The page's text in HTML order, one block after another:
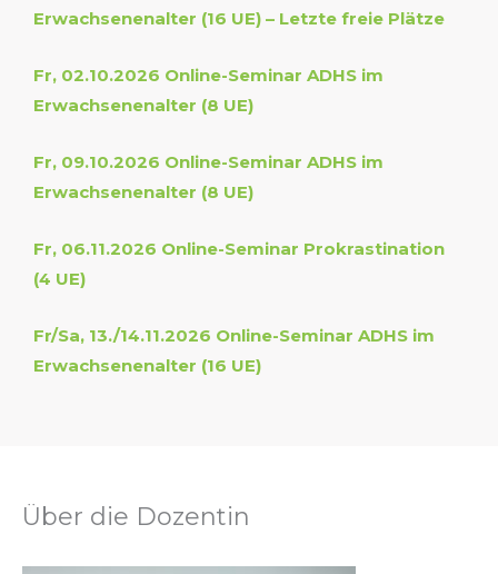
Erwachsenenalter (16 UE) – Letzte freie Plätze
Fr, 02.10.2026 Online-Seminar ADHS im
Erwachsenenalter (8 UE)
Fr, 09.10.2026 Online-Seminar ADHS im
Erwachsenenalter (8 UE)
Fr, 06.11.2026 Online-Seminar Prokrastination
(4 UE)
Fr/Sa, 13./14.11.2026 Online-Seminar ADHS im
Erwachsenenalter (16 UE)
Über die Dozentin